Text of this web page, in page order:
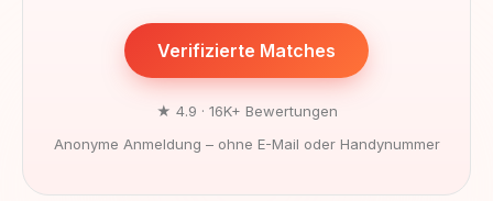
Verifizierte Matches
★ 4.9 · 16K+ Bewertungen
Anonyme Anmeldung – ohne E-Mail oder Handynummer